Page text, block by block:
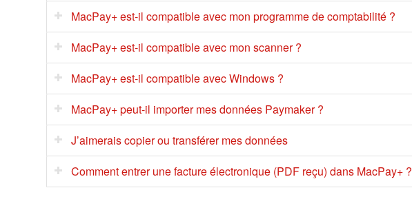
MacPay+ est-il compatible avec mon programme de comptabilité ?
MacPay+ est-il compatible avec mon scanner ?
MacPay+ est-il compatible avec Windows ?
MacPay+ peut-il importer mes données Paymaker ?
J’aimerais copier ou transférer mes données
Comment entrer une facture électronique (PDF reçu) dans MacPay+ ?